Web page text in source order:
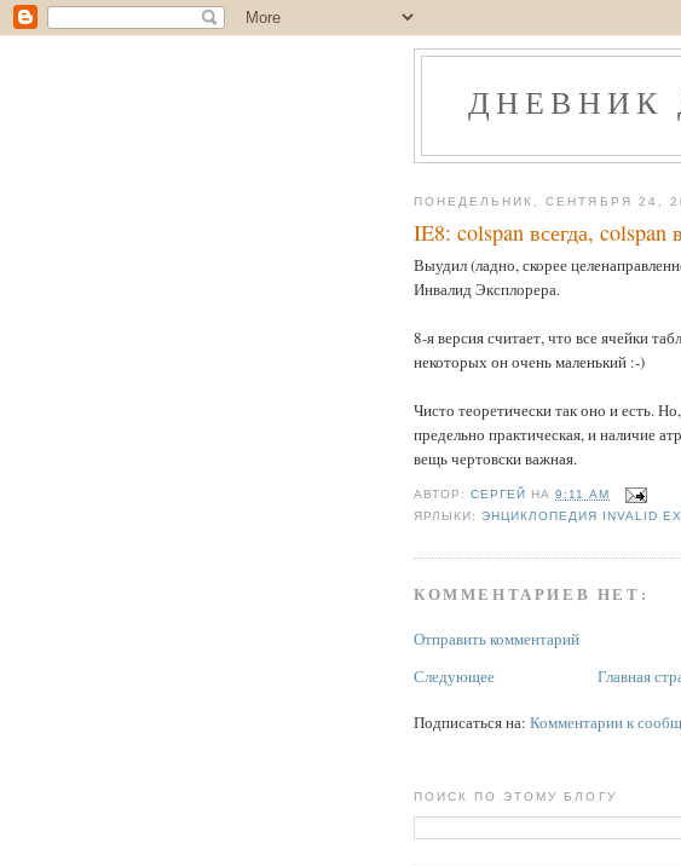
ДНЕВНИК
ПОНЕДЕЛЬНИК, СЕНТЯБРЯ 24,
IE8: colspan всегда, colspan
Выудил (ладно, скорее
Инвалид Эксплорера.
8-я версия считает, что все ячейки
некоторых он очень маленький :-)
Чисто теоретически так оно и есть.
предельно практическая, и наличие
вещь чертовски важная.
АВТОР:СЕРГЕЙ НА9:11 AM
ЯРЛЫКИ:ЭНЦИКЛОПЕДИЯ INVALID
КОММЕНТАРИЕВ НЕТ:
Отправить комментарий
Следующее
Главная
Подписаться на: Комментарии к
ПОИСК ПО ЭТОМУ БЛОГУ